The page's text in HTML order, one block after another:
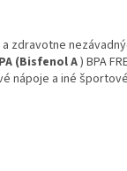
zdravotne
(Bisfenol A) BPA
nápoje a iné